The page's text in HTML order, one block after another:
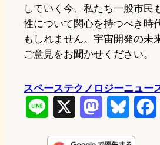
していく今、私たち一般市民
性について関心を持つべき時
もしれません。宇宙開発の未
ご意見をお聞かせください。
スペーステクノロジーニュー